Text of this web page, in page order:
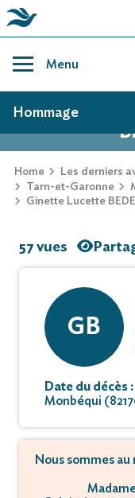
content
Menu
AVIS DE
Home Les derniers
Tarn-et-Garonne
Ginette Lucette
Hommage
57 vues
GB
Date du décès :
Monbéqui
Nous sommes